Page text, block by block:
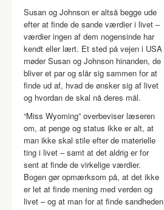
Susan og Johnson er altså begge ude
efter at finde de sande værdier i livet –
værdier ingen af dem nogensinde har
kendt eller lært. Et sted på vejen i USA
møder Susan og Johnson hinanden, de
bliver et par og slår sig sammen for at
finde ud af, hvad de ønsker sig af livet
og hvordan de skal nå deres mål.
“Miss Wyoming” overbeviser læseren
om, at penge og status ikke er alt, at
man ikke skal stile efter de materielle
ting i livet – samt at det aldrig er for
sent at finde de virkelige værdier.
Bogen gør opmærksom på, at det ikke
er let at finde mening med verden og
livet – og at man for at finde sandheden